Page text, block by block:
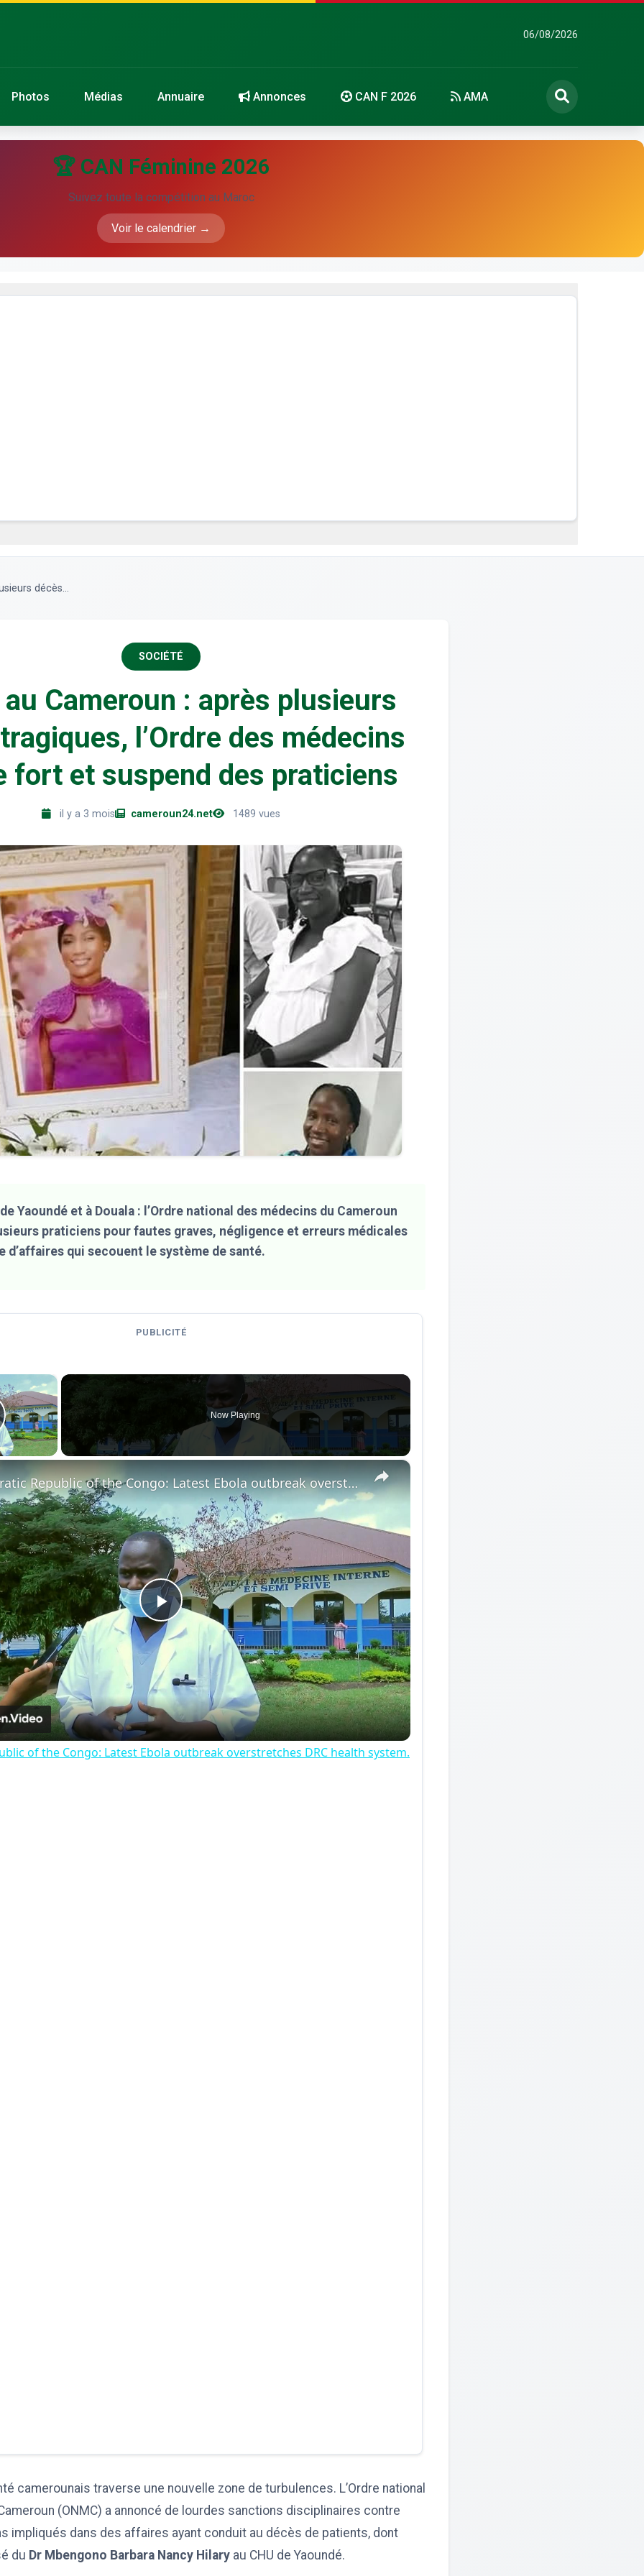
06/08/2026
Photos Médias Annuaire Annonces CAN F 2026 AMA
🏆 CAN Féminine 2026
Suivez toute la compétition au Maroc
Voir le calendrier →
décès...
SOCIÉTÉ
Cameroun : après plusieurs
l’Ordre des médecins
fort et suspend des praticiens
il y a 3 mois cameroun24.net 1489 vues
Yaoundé et à Douala : l’Ordre national des médecins du Cameroun
praticiens pour fautes graves, négligence et erreurs médicales
d’affaires qui secouent le système de santé.
PUBLICITÉ
×
Video
Now Playing
×
Play
Video
Democratic Republic of the Congo: Latest Ebola outbreak overstretches DRC health system.
of the Congo: Latest Ebola outbreak overstretches DRC health system.
camerounais traverse une nouvelle zone de turbulences. L’Ordre national
(ONMC) a annoncé de lourdes sanctions disciplinaires contre
impliqués dans des affaires ayant conduit au décès de patients, dont
du Dr Mbengono Barbara Nancy Hilary au CHU de Yaoundé.